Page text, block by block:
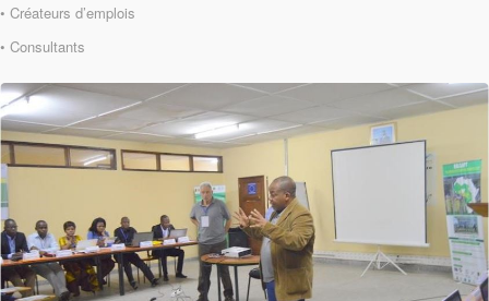
• Créateurs d’emplois
• Consultants